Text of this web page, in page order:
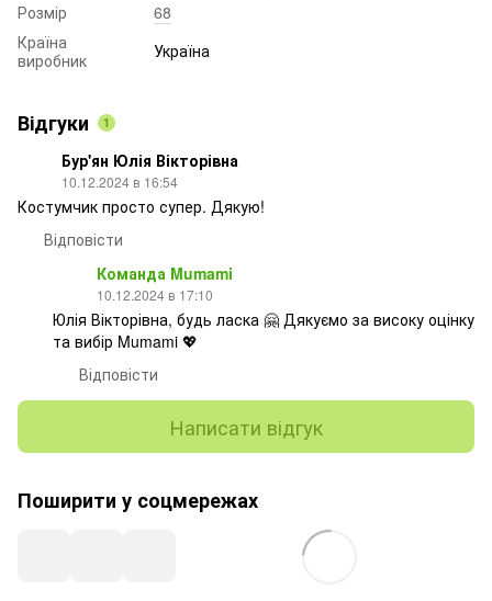
Розмір
68
Країна
виробник
Україна
Відгуки 1
Бур'ян Юлія Вікторівна
10.12.2024 в 16:54
Костумчик просто супер. Дякую!
Відповісти
Команда Mumami
10.12.2024 в 17:10
Юлія Вікторівна, будь ласка 🤗 Дякуємо за високу оцінку
та вибір Mumami 💖
Відповісти
Написати відгук
Поширити у соцмережах